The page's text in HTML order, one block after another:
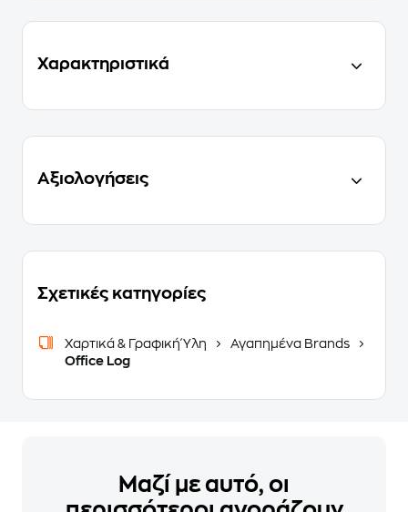
Χαρακτηριστικά
Αξιολογήσεις
Σχετικές κατηγορίες
Χαρτικά & Γραφική Ύλη
Αγαπημένα Brands
Office Log
Μαζί με αυτό, οι